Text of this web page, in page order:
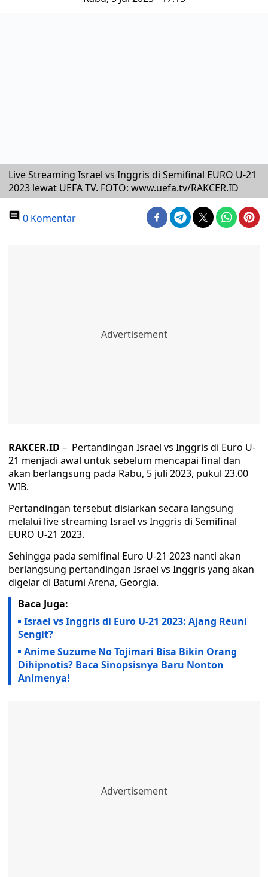
Live Streaming Israel vs Inggris di Semifinal EURO U-21
2023 lewat UEFA TV. FOTO: www.uefa.tv/RAKCER.ID
0 Komentar
RAKCER.ID – Pertandingan Israel vs Inggris di Euro U-
21 menjadi awal untuk sebelum mencapai final dan
akan berlangsung pada Rabu, 5 juli 2023, pukul 23.00
WIB.
Pertandingan tersebut disiarkan secara langsung
melalui live streaming Israel vs Inggris di Semifinal
EURO U-21 2023.
Sehingga pada semifinal Euro U-21 2023 nanti akan
berlangsung pertandingan Israel vs Inggris yang akan
digelar di Batumi Arena, Georgia.
Baca Juga:
Israel vs Inggris di Euro U-21 2023: Ajang Reuni
Sengit?
Anime Suzume No Tojimari Bisa Bikin Orang
Dihipnotis? Baca Sinopsisnya Baru Nonton
Animenya!